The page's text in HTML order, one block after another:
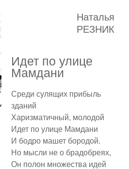
Наталья
РЕЗНИК
Идет по улице
Мамдани
Среди сулящих прибыль
зданий
Харизматичный, молодой
Идет по улице Мамдани
И бодро машет бородой.
Но мысли не о брадобреях,
Он полон множества идей